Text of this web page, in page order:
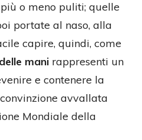
o meno puliti; quelle
portate al naso, alla
capire, quindi, come
mani rappresenti un
e contenere la
avvallata
Mondiale della